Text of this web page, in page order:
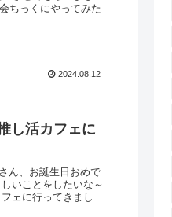
ちっくにやってみた
2024.08.12
し活カフェに
ん、お誕生日おめで
いことをしたいな～
ェに行ってきまし